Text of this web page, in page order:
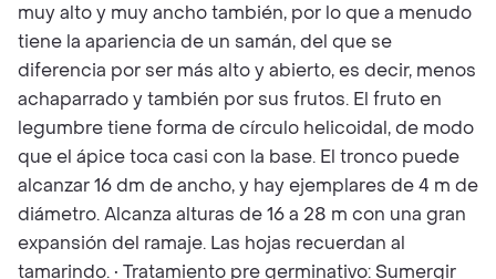
muy alto y muy ancho también, por lo que a menudo
tiene la apariencia de un samán, del que se
diferencia por ser más alto y abierto, es decir, menos
achaparrado y también por sus frutos. El fruto en
legumbre tiene forma de círculo helicoidal, de modo
que el ápice toca casi con la base. El tronco puede
alcanzar 16 dm de ancho, y hay ejemplares de 4 m de
diámetro. Alcanza alturas de 16 a 28 m con una gran
expansión del ramaje. Las hojas recuerdan al
tamarindo. • Tratamiento pre germinativo: Sumergir